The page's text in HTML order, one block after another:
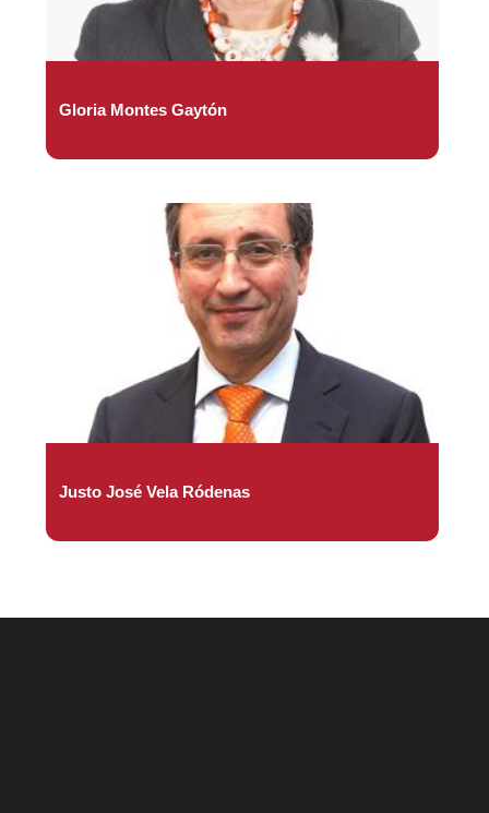
Gloria Montes Gaytón
Justo José Vela Ródenas